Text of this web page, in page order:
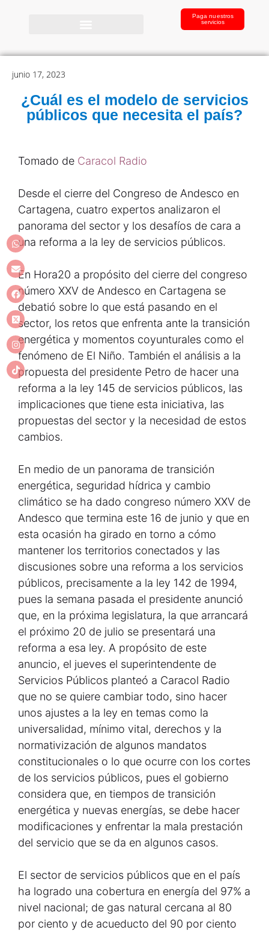
Paga nuestros
servicios
junio 17, 2023
¿Cuál es el modelo de servicios
públicos que necesita el país?
Tomado de Caracol Radio
Desde el cierre del Congreso de Andesco en
Cartagena, cuatro expertos analizaron el
panorama del sector y los desafíos de cara a
una reforma a la ley de servicios públicos.
En Hora20 a propósito del cierre del congreso
número XXV de Andesco en Cartagena se
debatió sobre lo que está pasando en el
sector, los retos que enfrenta ante la transición
energética y momentos coyunturales como el
fenómeno de El Niño. También el análisis a la
propuesta del presidente Petro de hacer una
reforma a la ley 145 de servicios públicos, las
implicaciones que tiene esta iniciativa, las
propuestas del sector y la necesidad de estos
cambios.
En medio de un panorama de transición
energética, seguridad hídrica y cambio
climático se ha dado congreso número XXV de
Andesco que termina este 16 de junio y que en
esta ocasión ha girado en torno a cómo
mantener los territorios conectados y las
discusiones sobre una reforma a los servicios
públicos, precisamente a la ley 142 de 1994,
pues la semana pasada el presidente anunció
que, en la próxima legislatura, la que arrancará
el próximo 20 de julio se presentará una
reforma a esa ley. A propósito de este
anuncio, el jueves el superintendente de
Servicios Públicos planteó a Caracol Radio
que no se quiere cambiar todo, sino hacer
unos ajustes a la ley en temas como la
universalidad, mínimo vital, derechos y la
normativización de algunos mandatos
constitucionales o lo que ocurre con los cortes
de los servicios públicos, pues el gobierno
considera que, en tiempos de transición
energética y nuevas energías, se debe hacer
modificaciones y enfrentar la mala prestación
del servicio que se da en algunos casos.
El sector de servicios públicos que en el país
ha logrado una cobertura en energía del 97% a
nivel nacional; de gas natural cercana al 80
por ciento y de acueducto del 90 por ciento